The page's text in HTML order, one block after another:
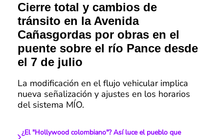
Cierre total y cambios de
tránsito en la Avenida
Cañasgordas por obras en el
puente sobre el río Pance desde
el 7 de julio
La modificación en el flujo vehicular implica
nueva señalización y ajustes en los horarios
del sistema MÍO.
¿El "Hollywood colombiano"? Así luce el pueblo que